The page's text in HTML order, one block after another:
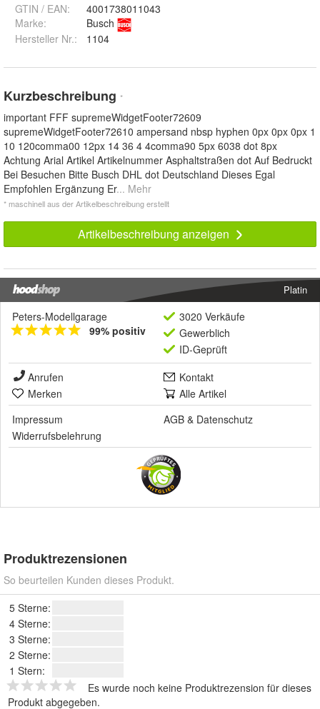
GTIN / EAN:
4001738011043
Marke:
Busch
Hersteller Nr.:
1104
Kurzbeschreibung *
important FFF supremeWidgetFooter72609
supremeWidgetFooter72610 ampersand nbsp hyphen 0px 0px 0px 1
10 120comma00 12px 14 36 4 4comma90 5px 6038 dot 8px
Achtung Arial Artikel Artikelnummer Asphaltstraßen dot Auf Bedruckt
Bei Besuchen Bitte Busch DHL dot Deutschland Dieses Egal
Empfohlen Ergänzung Er... Mehr
* maschinell aus der Artikelbeschreibung erstellt
Artikelbeschreibung anzeigen
Platin
Peters-Modellgarage
99% positiv
3020 Verkäufe
Gewerblich
ID-Geprüft
Anrufen
Kontakt
Merken
Alle Artikel
Impressum
AGB & Datenschutz
Widerrufsbelehrung
Produktrezensionen
So beurteilen Kunden dieses Produkt.
5 Sterne:
4 Sterne:
3 Sterne:
2 Sterne:
1 Stern:
Es wurde noch keine Produktrezension für dieses
Produkt abgegeben.